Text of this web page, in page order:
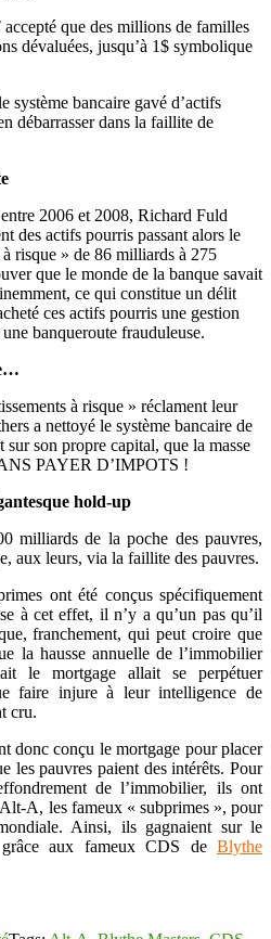
que des millions de familles
dévaluées, jusqu’à 1$ symbolique
système bancaire gavé d’actifs
débarrasser dans la faillite de
2006 et 2008, Richard Fuld
des actifs pourris passant alors le
risque » de 86 milliards à 275
que le monde de la banque savait
ce qui constitue un délit
ces actifs pourris une gestion
banqueroute frauduleuse.
à risque » réclament leur
a nettoyé le système bancaire de
sur son propre capital, que la masse
PAYER D’IMPOTS !
hold-up
milliards de la poche des pauvres,
aux leurs, via la faillite des pauvres.
ont été conçus spécifiquement
à cet effet, il n’y a qu’un pas qu’il
franchement, qui peut croire que
la hausse annuelle de l’immobilier
le mortgage allait se perpétuer
faire injure à leur intelligence de
cru.
donc conçu le mortgage pour placer
les pauvres paient des intérêts. Pour
de l’immobilier, ils ont
A, les fameux « subprimes », pour
Ainsi, ils gagnaient sur le
aux fameux CDS de Blythe